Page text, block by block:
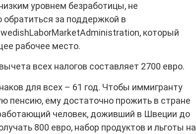
уровнем безработицы, не
за поддержкой в
который
рабочее место.
всех налогов составляет 2700 евро.
для всех – 61 год. Чтобы иммигранту
пенсию, ему достаточно прожить в стране
человек, доживший в Швеции до
800 евро, набор продуктов и льготы на